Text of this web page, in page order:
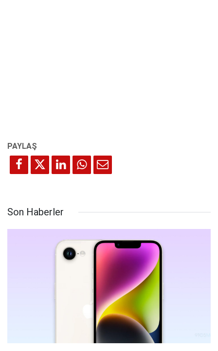
Son Haberler